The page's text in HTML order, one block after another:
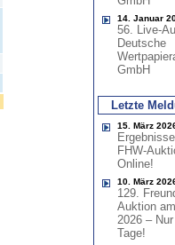
14. Januar
56. Live-
Deutsche
GmbH
Letzte
15. März
FHW-
Online!
10. März
129.
Auktion
2026 –
Tage!